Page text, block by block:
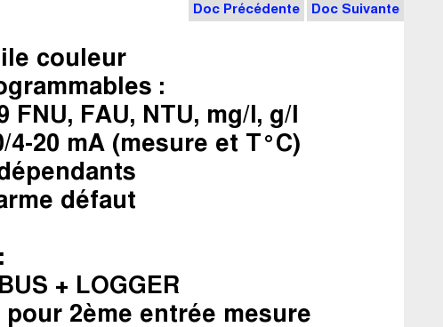
Doc Précédente Doc Suivante
couleur
:
FNU, FAU, NTU, mg/l, g/l
4-20 mA (mesure et T°C)
défaut
+ LOGGER
pour 2ème entrée mesure